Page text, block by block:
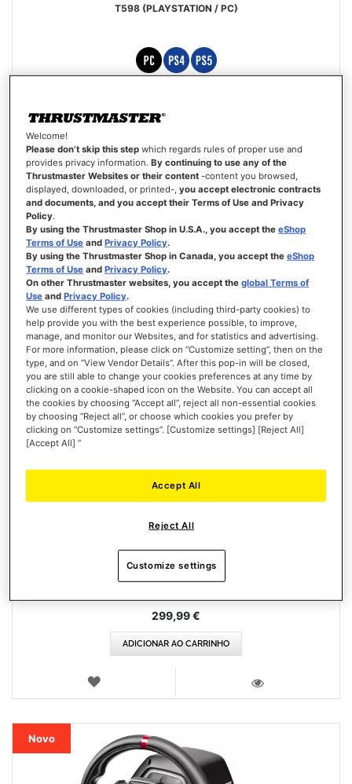
T598 (PLAYSTATION / PC)
Special
Price
429,99 €
LISTA
DE
DESEJOS
VISTA
299,99 €
ADICIONAR AO CARRINHO
LISTA
Novo
Welcome!
Please don’t skip this step which regards rules of proper use and
provides privacy information.By continuing to use any of the
Thrustmaster Websites or their content -content you browsed,
displayed, downloaded, or printed-,you accept electronic contracts
and documents, and you accept their Terms of Use and Privacy
Policy.
By using the Thrustmaster Shop in U.S.A., you accept theeShop
Terms of Use andPrivacy Policy.
By using the Thrustmaster Shop in Canada, you accept theeShop
Terms of Use andPrivacy Policy.
On other Thrustmaster websites, you accept theglobal Terms of
Use andPrivacy Policy.
We use different types of cookies (including third-party cookies) to
help provide you with the best experience possible, to improve,
manage, and monitor our Websites, and for statistics and advertising.
For more information, please click on “Customize setting”, then on the
type, and on “View Vendor Details”. After this pop-in will be closed,
you are still able to change your cookies preferences at any time by
clicking on a cookie-shaped icon on the Website. You can accept all
the cookies by choosing “Accept all”, reject all non-essential cookies
by choosing “Reject all”, or choose which cookies you prefer by
clicking on “Customize settings”. [Customize settings] [Reject All]
[Accept All] ”
Reject All
Accept All
Customize settings